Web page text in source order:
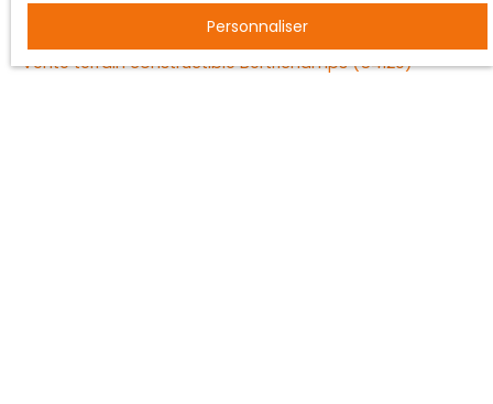
Vente entrepôt Nancy (54000)
Vente terrain constructible Bertrichamps (54120)
Personnaliser